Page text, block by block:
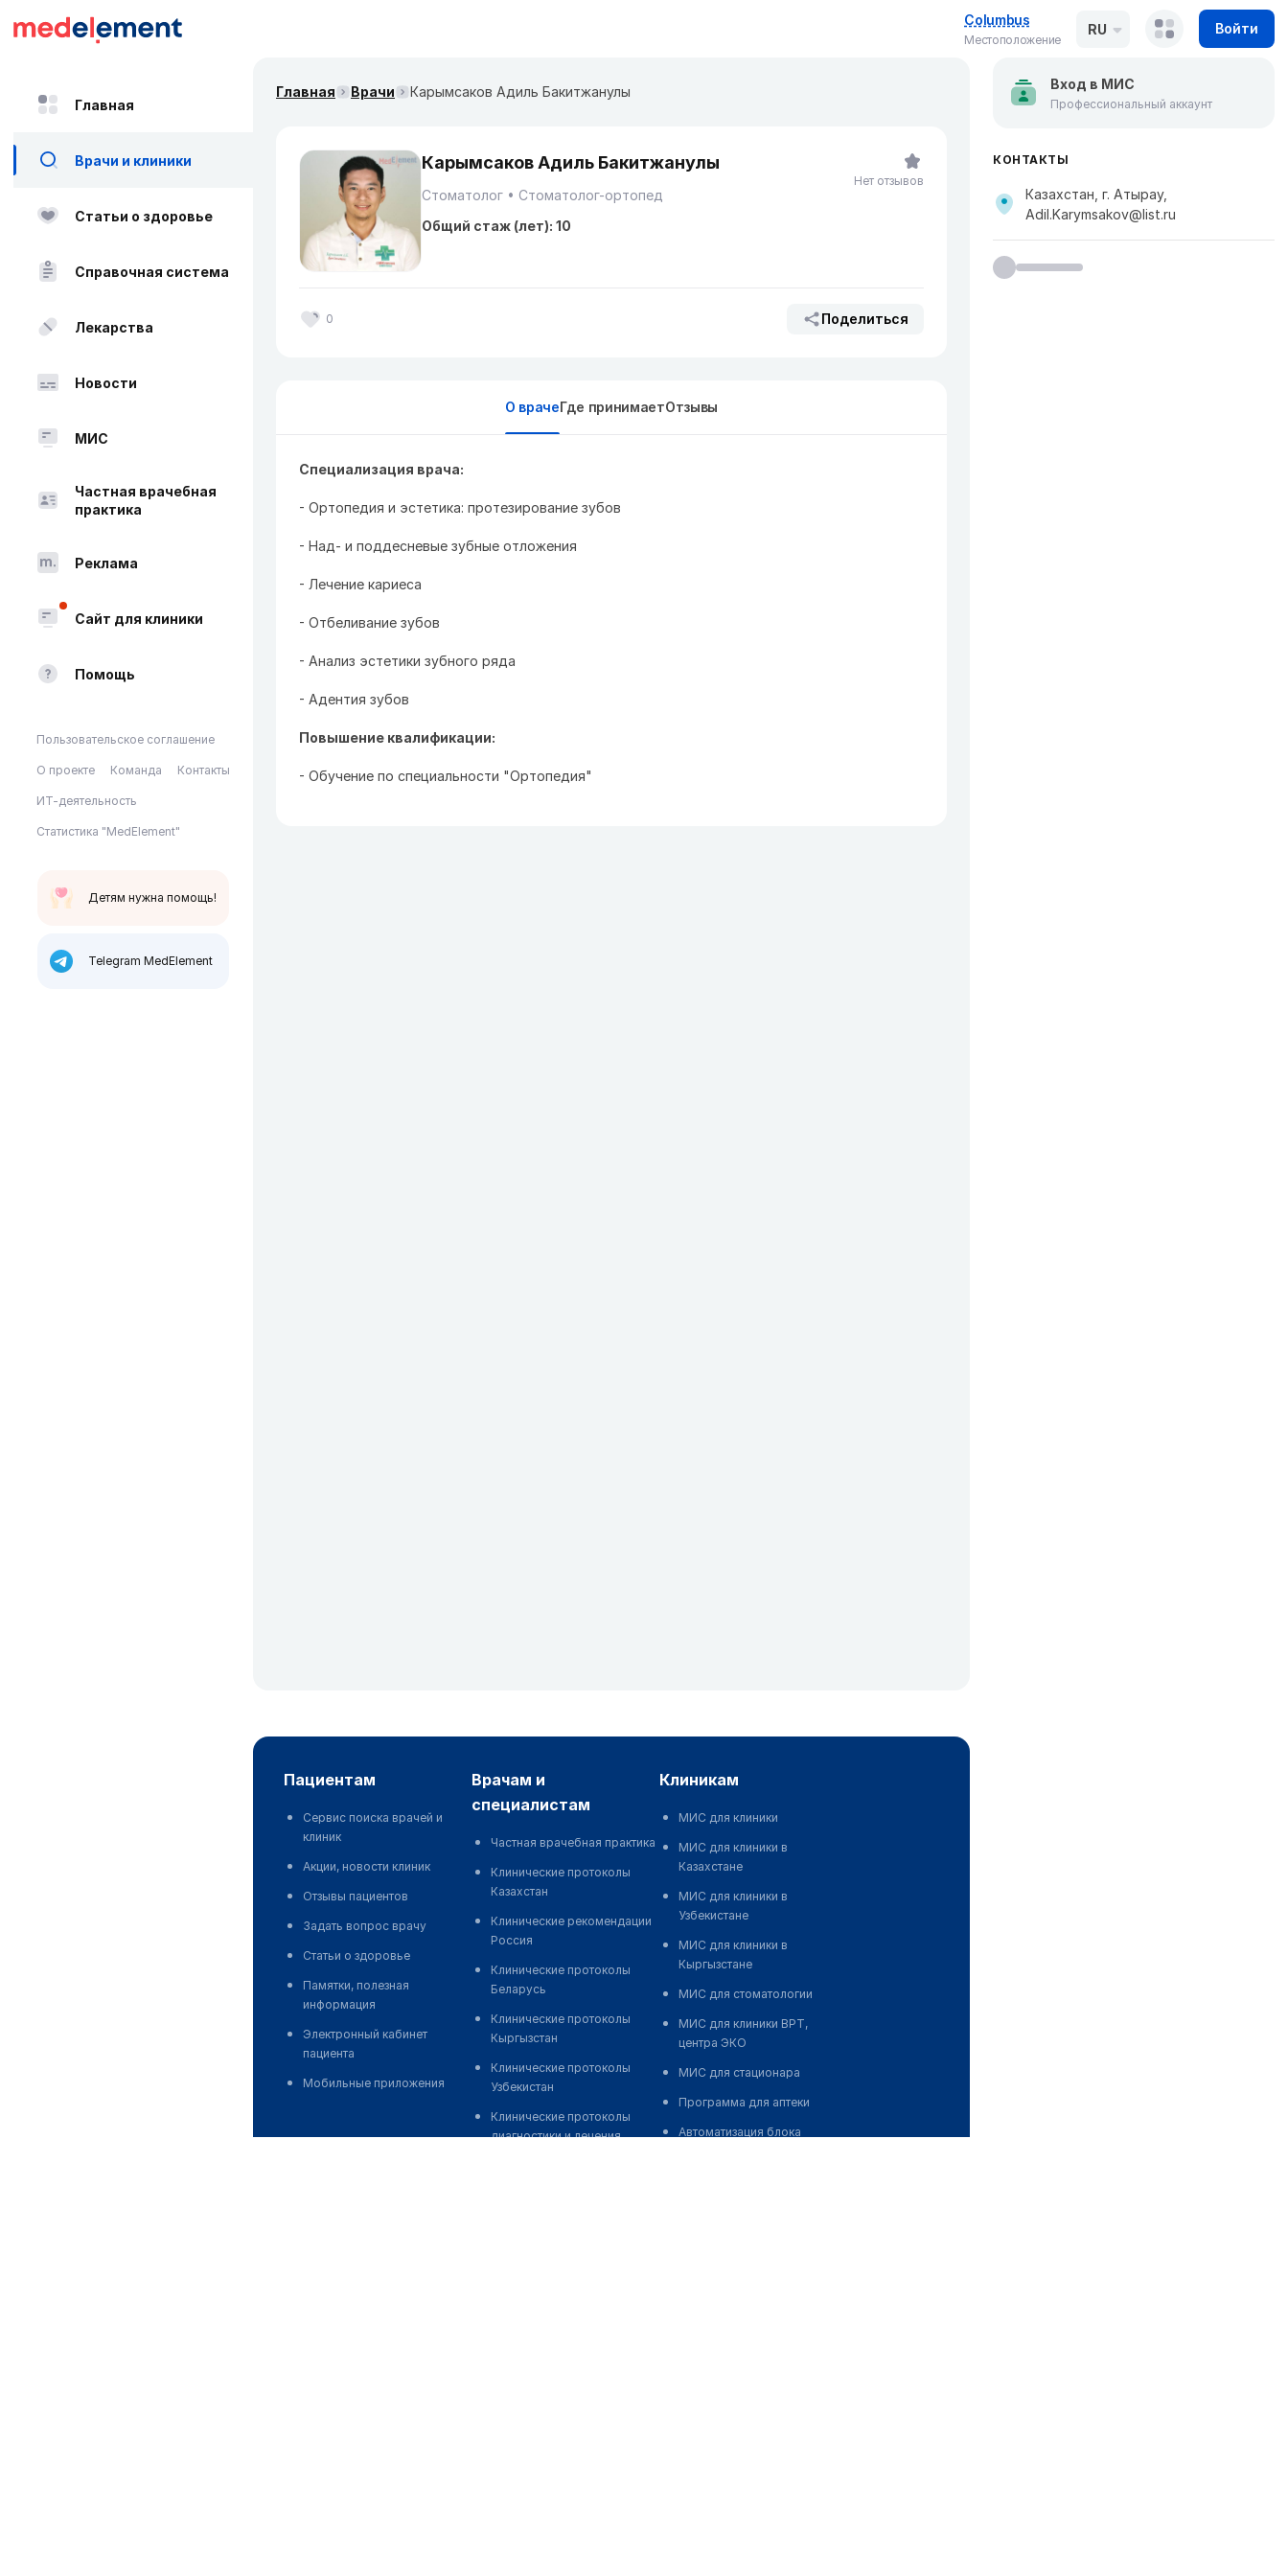
Columbus
Местоположение
RU Войти
Главная
Врачи и клиники
Статьи о здоровье
Справочная система
Лекарства
Новости
МИС
Частная врачебная
практика
Реклама
Сайт для клиники
Помощь
Пользовательское соглашение
О проекте Команда Контакты
ИТ-деятельность
Статистика "MedElement"
Детям нужна помощь!
Telegram MedElement
Главная Врачи Карымсаков Адиль Бакитжанулы
Карымсаков Адиль Бакитжанулы
Стоматолог
Стоматолог-ортопед
Общий стаж (лет): 10
0 Поделиться
Нет отзывов
О врачеГде принимаетОтзывы
Специализация врача:
- Ортопедия и эстетика: протезирование зубов
- Над- и поддесневые зубные отложения
- Лечение кариеса
- Отбеливание зубов
- Анализ эстетики зубного ряда
- Адентия зубов
Повышение квалификации:
- Обучение по специальности "Ортопедия"
пациентам
Сервис поиска врачей и
клиник
Акции, новости клиник
Отзывы пациентов
Задать вопрос врачу
Статьи о здоровье
Памятки, полезная
информация
Электронный кабинет
пациента
Мобильные приложения
врачам и
специалистам
Частная врачебная практика
Клинические протоколы
Казахстан
Клинические рекомендации
Россия
Клинические протоколы
Беларусь
Клинические протоколы
Кыргызстан
Клинические протоколы
Узбекистан
Клинические протоколы
диагностики и лечения
клиникам
МИС для клиники
МИС для клиники в
Казахстане
МИС для клиники в
Узбекистане
МИС для клиники в
Кыргызстане
МИС для стоматологии
МИС для клиники ВРТ,
центра ЭКО
МИС для стационара
Программа для аптеки
Автоматизация блока
Вход в МИС
Профессиональный аккаунт
КОНТАКТЫ
Казахстан, г. Атырау,
Adil.Karymsakov@list.ru